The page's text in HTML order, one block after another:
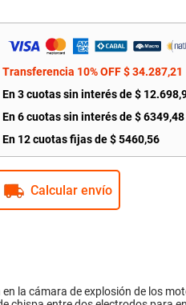
Transferencia 10% OFF$34.287,21
En3cuotas sin interés de$ 12.698,
En6cuotas sin interés de$6349,48
En 12cuotas fijas de$5460,56
Calcular envío
la cámara de explosión de los